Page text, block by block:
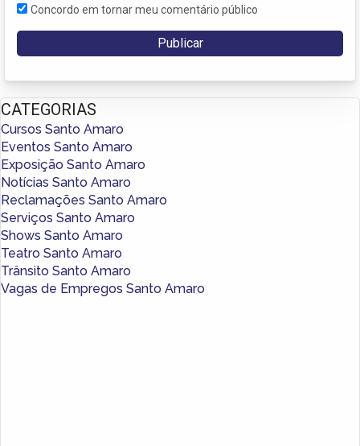
Concordo em tornar meu comentário público
CATEGORIAS
Cursos Santo Amaro
Eventos Santo Amaro
Exposição Santo Amaro
Notícias Santo Amaro
Reclamações Santo Amaro
Serviços Santo Amaro
Shows Santo Amaro
Teatro Santo Amaro
Trânsito Santo Amaro
Vagas de Empregos Santo Amaro